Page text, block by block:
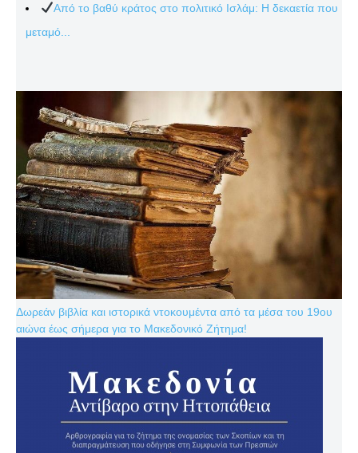
Από το βαθύ κράτος στο πολιτικό Ισλάμ: Η δεκαετία που
μεταμό...
Δωρεάν βιβλία και ιστορικά ντοκουμέντα από τα μέσα του 19ου
αιώνα έως σήμερα για το Μακεδονικό Ζήτημα!